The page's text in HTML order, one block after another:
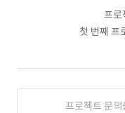
프로
첫 번째 프
프로젝트 문의